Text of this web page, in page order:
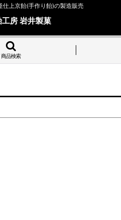
仕上京飴(手作り飴)の製造販売
房 岩井製菓
商品検索